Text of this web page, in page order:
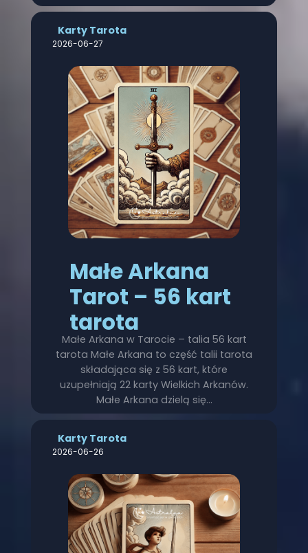
Karty Tarota
2026-06-27
Małe Arkana
Tarot – 56 kart
tarota
Małe Arkana w Tarocie – talia 56 kart
tarota Małe Arkana to część talii tarota
składająca się z 56 kart, które
uzupełniają 22 karty Wielkich Arkanów.
Małe Arkana dzielą się…
Karty Tarota
2026-06-26